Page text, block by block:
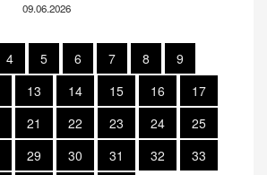
09.06.2026
4 5 6 7 8
9
13 14 15 16
17
21 22 23 24
25
29 30 31 32
33